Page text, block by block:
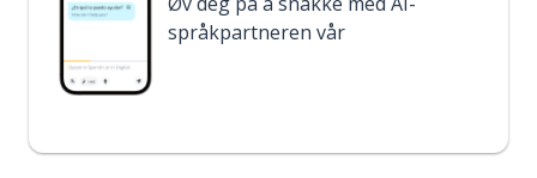
språkpartneren vår